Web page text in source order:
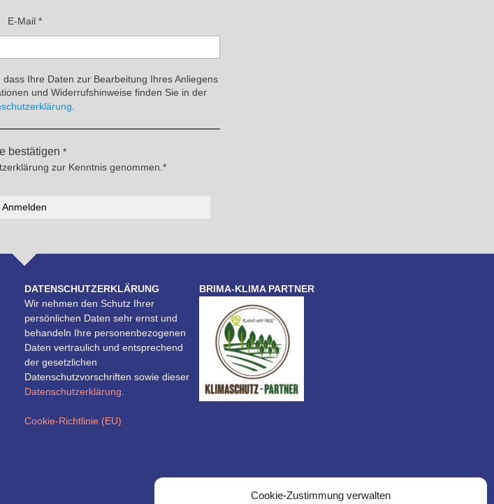
Cookie-Zustimmung verwalten
E-Mail *
Ihre Daten zur Bearbeitung Ihres Anliegens
und Widerrufshinweise finden Sie in der
bestätigen *
zur Kenntnis genommen.*
DATENSCHUTZERKLÄRUNG
Wir nehmen den Schutz Ihrer
persönlichen Daten sehr ernst und
behandeln Ihre personenbezogenen
Daten vertraulich und entsprechend
der gesetzlichen
Datenschutzvorschriften sowie dieser
Datenschutzerklärung
Cookie-Richtlinie (EU)
BRIMA-KLIMA PARTNER